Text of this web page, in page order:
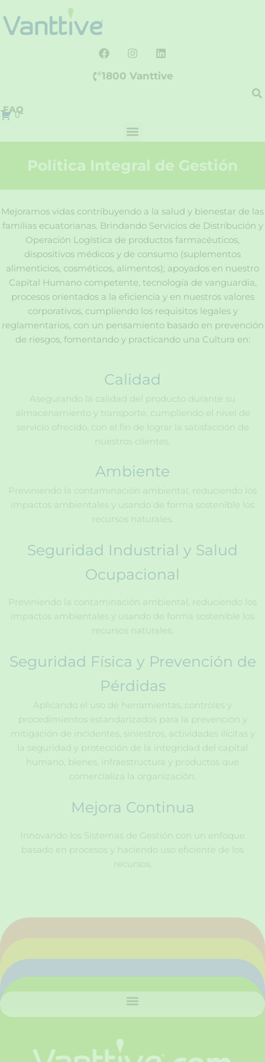
al
contenido
F
a
e
I
n
t
m
L
i
k
1800 Vanttive
FAQ
0
Política Integral de Gestión
Mejoramos vidas contribuyendo a la salud y bienestar de las
familias ecuatorianas. Brindando Servicios de Distribución y
Operación Logística de productos farmacéuticos,
dispositivos médicos y de consumo (suplementos
alimenticios, cosméticos, alimentos); apoyados en nuestro
Capital Humano competente, tecnología de vanguardia,
procesos orientados a la eficiencia y en nuestros valores
corporativos, cumpliendo los requisitos legales y
reglamentarios, con un pensamiento basado en prevención
de riesgos, fomentando y practicando una Cultura en:
Calidad
Asegurando la calidad del producto durante su
almacenamiento y transporte, cumpliendo el nivel de
servicio ofrecido, con el fin de lograr la satisfacción de
nuestros clientes.
Ambiente
Previniendo la contaminación ambiental, reduciendo los
impactos ambientales y usando de forma sostenible los
recursos naturales.
Seguridad Industrial y Salud
Ocupacional
Previniendo la contaminación ambiental, reduciendo los
impactos ambientales y usando de forma sostenible los
recursos naturales.
Seguridad Física y Prevención de
Pérdidas
Aplicando el uso de herramientas, controles y
procedimientos estandarizados para la prevención y
mitigación de incidentes, siniestros, actividades ilícitas y
la seguridad y protección de la integridad del capital
humano, bienes, infraestructura y productos que
comercializa la organización.
Mejora Continua
Innovando los Sistemas de Gestión con un enfoque
basado en procesos y haciendo uso eficiente de los
recursos.